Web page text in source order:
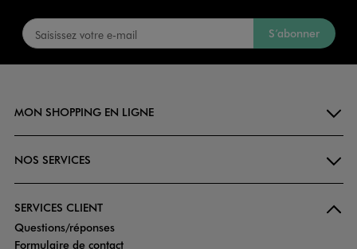
S’abonner
MON SHOPPING EN LIGNE
NOS SERVICES
SERVICES CLIENT
Questions/réponses
Formulaire de contact